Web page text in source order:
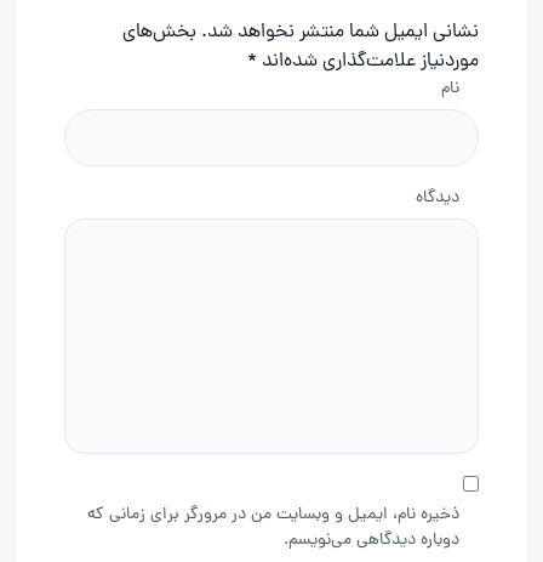
نشانی ایمیل شما منتشر نخواهد شد. بخش‌های
موردنیاز علامت‌گذاری شده‌اند *
نام
دیدگاه
ذخیره نام، ایمیل و وبسایت من در مرورگر برای زمانی که
دوباره دیدگاهی می‌نویسم.